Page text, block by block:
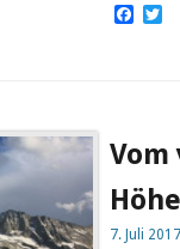
7. Juli 2017